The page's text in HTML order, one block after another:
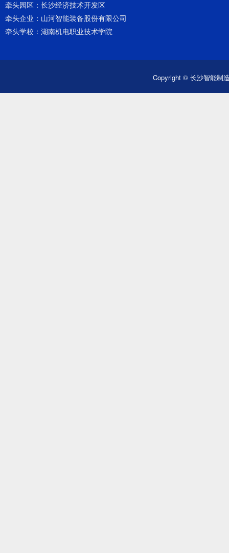
牵头园区： 长沙经济技术开发区
牵头企业： 山河智能装备股份有限公司
牵头学校： 湖南机电职业技术学院
Copyright © 长沙智能制